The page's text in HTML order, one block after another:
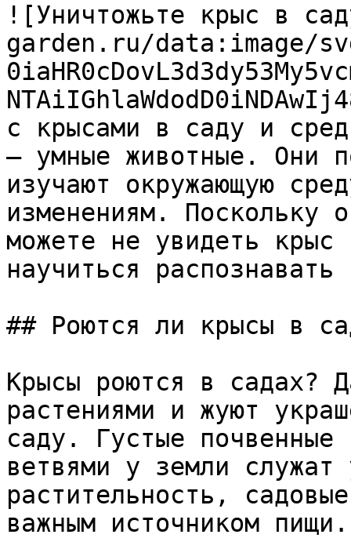
![Уничтожьте крыс в
garden.ru/data:image/
с крысами в саду и
– умные животные. Они
изучают окружающую
изменениям. Поскольку
можете не увидеть
научиться
## Роются ли крысы в
Крысы роются в садах?
растениями и жуют
саду. Густые
ветвями у земли
растительность,
важным источником